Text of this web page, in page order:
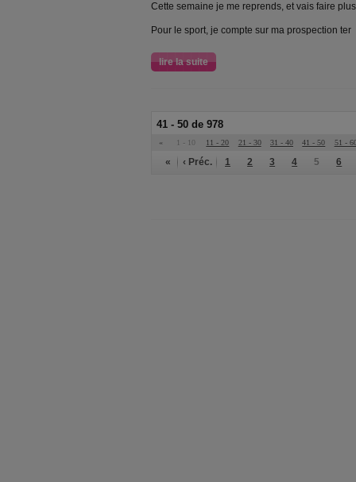
Cette semaine je me reprends, et vais faire
Pour le sport, je compte sur ma prospection ter
lire la suite
41 - 50 de 978
« 1 - 10 11 - 20 21 - 30 31 - 40 41 - 50 51 -
« ‹ Préc. 1 2 3 4 5 6